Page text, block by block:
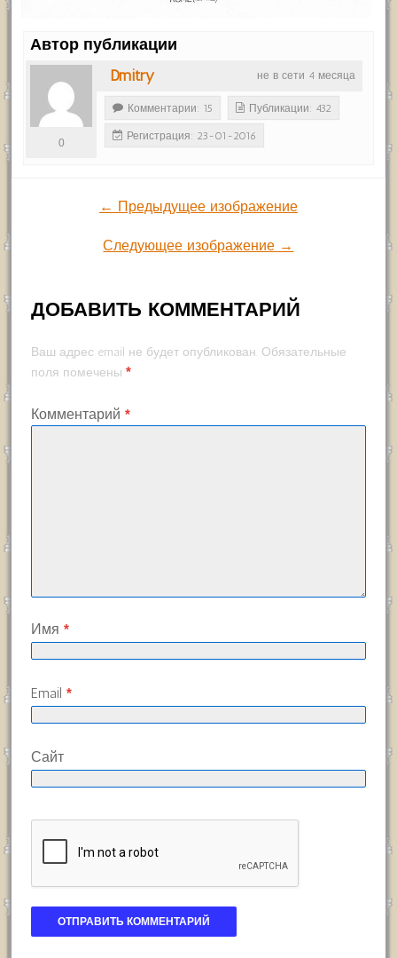
Автор публикации
не в сети 4 месяца
Dmitry
0
Комментарии: 15 Публикации: 432
Регистрация: 23-01-2016
← Предыдущее изображение
Следующее изображение →
ДОБАВИТЬ КОММЕНТАРИЙ
Ваш адрес email не будет опубликован. Обязательные
поля помечены *
Комментарий *
Имя *
Email *
Сайт